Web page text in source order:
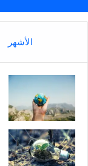
الأشهر